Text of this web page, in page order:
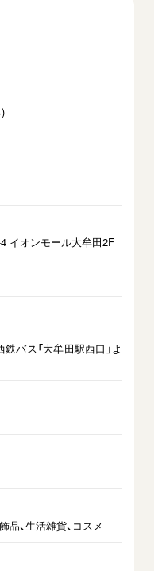
イオンモール大牟田2F
鉄バス「大牟田駅西口」よ
品、生活雑貨、コスメ